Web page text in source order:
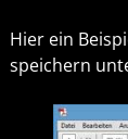
Hier ein
speichern